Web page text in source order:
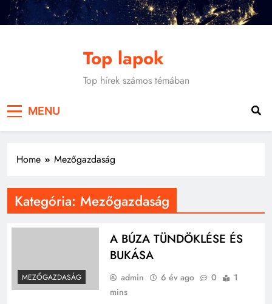
Skip
Top lapok
Top hírek számos témában
MENU
Home Mezőgazdaság
Kategória: Mezőgazdaság
MEZŐGAZDASÁG
A BÚZA TÜNDÖKLÉSE ÉS
BUKÁSA
admin 6 év ago 0
1
mins